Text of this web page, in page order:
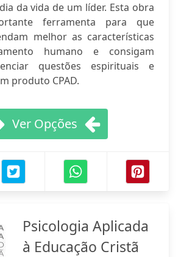
da vida de um líder. Esta obra
ferramenta para que
melhor as características
humano e consigam
questões espirituais e
produto CPAD.
Ver Opções
Psicologia Aplicada
à Educação Cristã